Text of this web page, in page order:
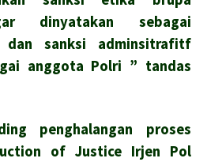
dinyatakan sebagai
dan sanksi adminsitrafitf
anggota Polri ” tandas
penghalangan proses
of Justice Irjen Pol